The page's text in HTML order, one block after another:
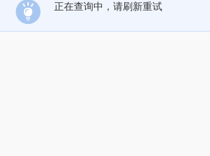
正在查询中，请刷新重试